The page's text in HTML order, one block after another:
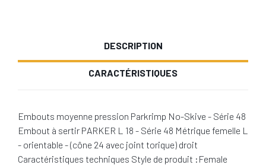
DESCRIPTION
CARACTÉRISTIQUES
Embouts moyenne pression Parkrimp No-Skive - Série 48
Embout à sertir PARKER L 18 - Série 48 Métrique femelle L
- orientable - (cône 24 avec joint torique) droit
Caractéristiques techniques Style de produit :Female